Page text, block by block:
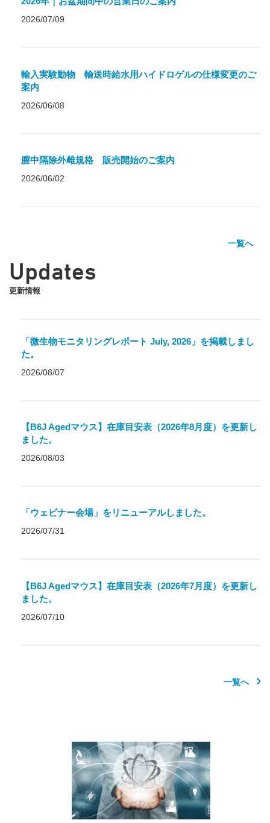
2026/07/09
輸入実験動物 輸送時給水用ハイドロゲルの仕様変更のご
案内
2026/06/08
膣中隔除外雌規格 販売開始のご案内
2026/06/02
一覧へ
Updates
更新情報
「微生物モニタリングレポート July, 2026」を掲載しまし
た。
2026/08/07
【B6J Agedマウス】在庫目安表（2026年8月度）を更新し
ました。
2026/08/03
「ウェビナー会場」をリニューアルしました。
2026/07/31
【B6J Agedマウス】在庫目安表（2026年7月度）を更新し
ました。
2026/07/10
一覧へ